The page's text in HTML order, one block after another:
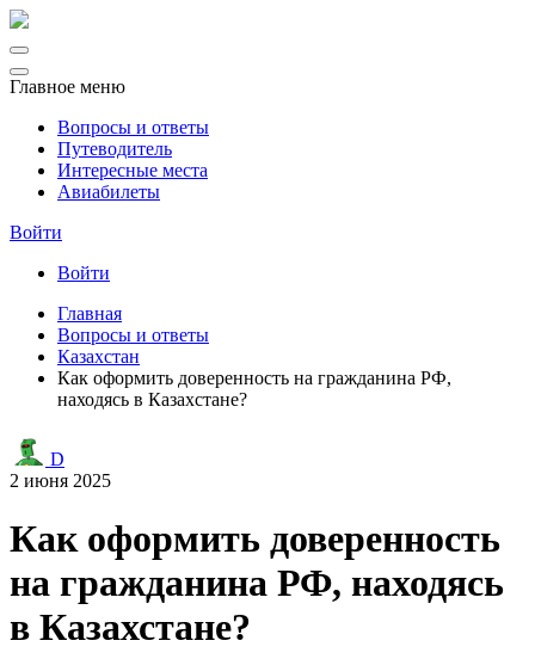
Главное меню
Вопросы и ответы
Путеводитель
Интересные места
Авиабилеты
Войти
Войти
Главная
Вопросы и ответы
Казахстан
Как оформить доверенность на гражданина РФ,
находясь в Казахстане?
D
2 июня 2025
Как оформить доверенность
на гражданина РФ, находясь
в Казахстане?